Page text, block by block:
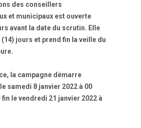
des conseillers
et municipaux est ouverte
avant la date du scrutin. Elle
jours et prend fin la veille du
la campagne démarre
samedi 8 janvier 2022 à 00
fin le vendredi 21 janvier 2022 à